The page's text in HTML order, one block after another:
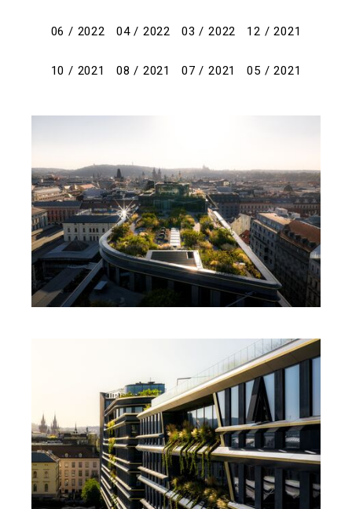
06 / 2022 04 / 2022 03 / 2022 12 / 2021
10 / 2021 08 / 2021 07 / 2021 05 / 2021